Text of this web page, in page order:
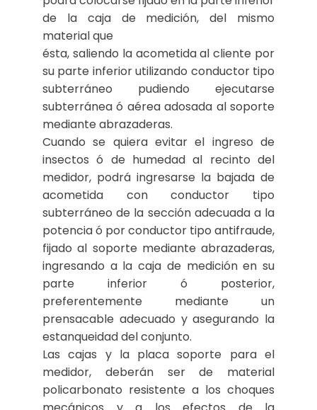
de la caja de medición, del mismo
material que
ésta, saliendo la acometida al cliente por
su parte inferior utilizando conductor tipo
subterráneo pudiendo ejecutarse
subterránea ó aérea adosada al soporte
mediante abrazaderas.
Cuando se quiera evitar el ingreso de
insectos ó de humedad al recinto del
medidor, podrá ingresarse la bajada de
acometida con conductor tipo
subterráneo de la sección adecuada a la
potencia ó por conductor tipo antifraude,
fijado al soporte mediante abrazaderas,
ingresando a la caja de medición en su
parte inferior ó posterior,
preferentemente mediante un
prensacable adecuado y asegurando la
estanqueidad del conjunto.
Las cajas y la placa soporte para el
medidor, deberán ser de material
policarbonato resistente a los choques